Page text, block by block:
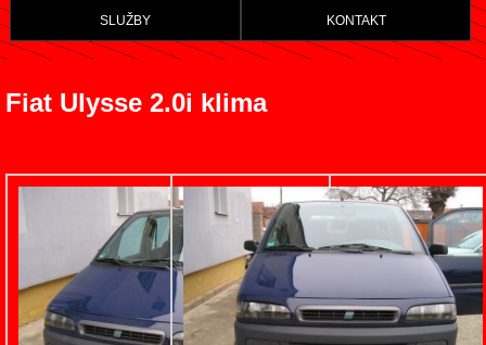
služby kontakt
Fiat Ulysse 2.0i klima